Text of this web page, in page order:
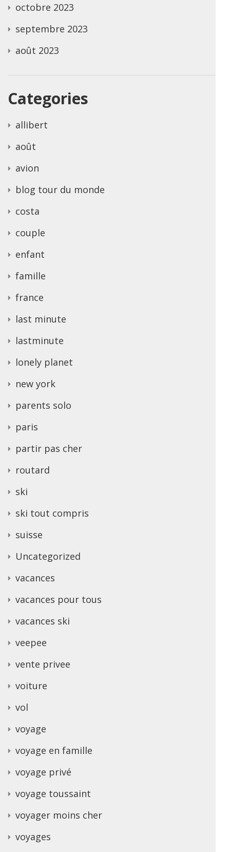
octobre 2023
septembre 2023
août 2023
Categories
allibert
août
avion
blog tour du monde
costa
couple
enfant
famille
france
last minute
lastminute
lonely planet
new york
parents solo
paris
partir pas cher
routard
ski
ski tout compris
suisse
Uncategorized
vacances
vacances pour tous
vacances ski
veepee
vente privee
voiture
vol
voyage
voyage en famille
voyage privé
voyage toussaint
voyager moins cher
voyages